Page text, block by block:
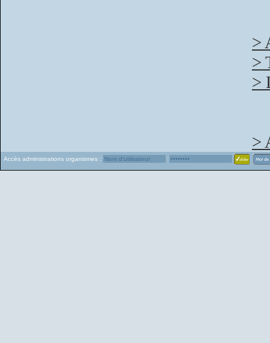
>
>
>
>
Accès administrations organismes :